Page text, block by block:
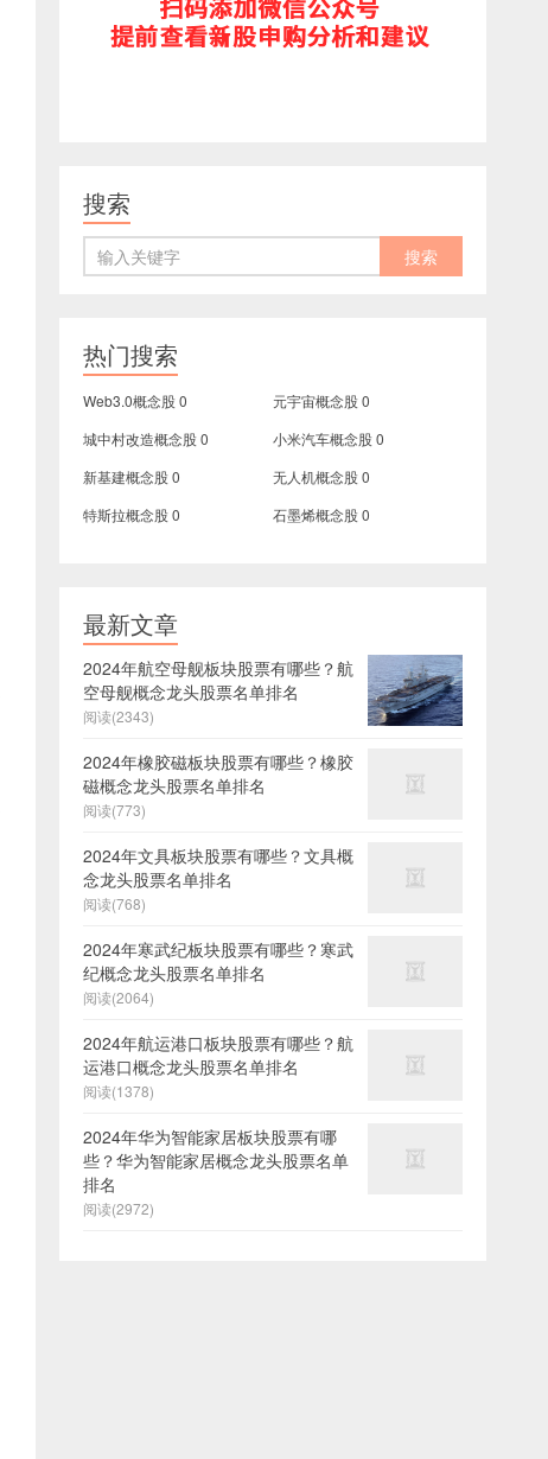
搜索
热门搜索
Web3.0概念股0 元宇宙概念股0
城中村改造概念股0 小米汽车概念股0
新基建概念股0 无人机概念股0
特斯拉概念股0 石墨烯概念股0
最新文章
2024年航空母舰板块股票有哪些？航
空母舰概念龙头股票名单排名
阅读(2343)
2024年橡胶磁板块股票有哪些？橡胶
磁概念龙头股票名单排名
阅读(773)
2024年文具板块股票有哪些？文具概
念龙头股票名单排名
阅读(768)
2024年寒武纪板块股票有哪些？寒武
纪概念龙头股票名单排名
阅读(2064)
2024年航运港口板块股票有哪些？航
运港口概念龙头股票名单排名
阅读(1378)
2024年华为智能家居板块股票有哪
些？华为智能家居概念龙头股票名单
排名
阅读(2972)